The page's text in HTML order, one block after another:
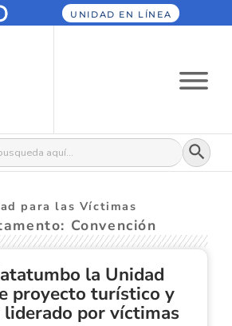
UNIDAD EN LÍNEA
Botón
para las Víctimas
Convención
la Unidad
proyecto turístico y
liderado por víctimas